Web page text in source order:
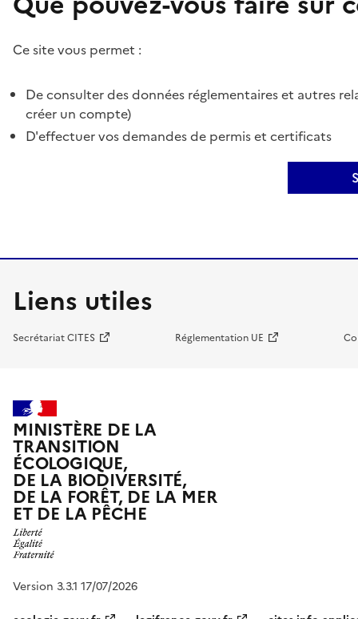
Ce site vous permet :
De consulter des données réglementaires et autres
créer un compte)
D'effectuer vos demandes de permis et certificats
Liens utiles
Secrétariat CITES Réglementation UE
MINISTÈRE DE LA
TRANSITION
ÉCOLOGIQUE,
DE LA BIODIVERSITÉ,
DE LA FORÊT, DE LA MER
ET DE LA PÊCHE
Version 3.3.1 17/07/2026